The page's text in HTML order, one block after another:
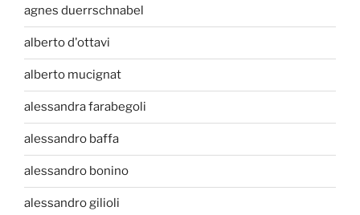
agnes duerrschnabel
alberto d'ottavi
alberto mucignat
alessandra farabegoli
alessandro baffa
alessandro bonino
alessandro gilioli